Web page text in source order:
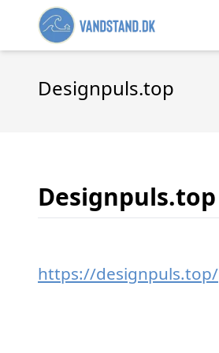
Designpuls.top
Designpuls.top
https://designpuls.top/